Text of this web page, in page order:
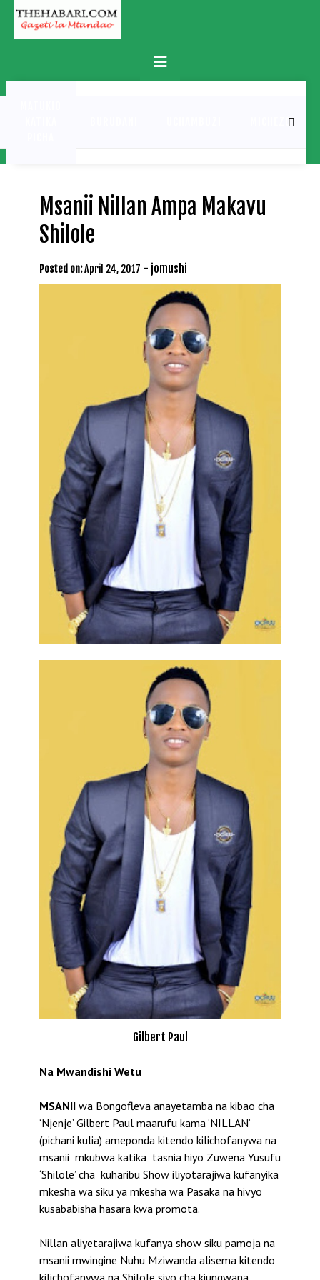
Skip
content
Primary
Menu
MICHEZO
Msanii Nillan Ampa Makavu
Shilole
Posted on:April 24, 2017 - jomushi
Gilbert Paul
Na Mwandishi Wetu
MSANII wa Bongofleva anayetamba na kibao cha
‘Njenje’ Gilbert Paul maarufu kama ‘NILLAN’
(pichani kulia) ameponda kitendo kilichofanywa na
msanii mkubwa katika tasnia hiyo Zuwena Yusufu
‘Shilole’ cha kuharibu Show iliyotarajiwa kufanyika
mkesha wa siku ya mkesha wa Pasaka na hivyo
kusababisha hasara kwa promota.
Nillan aliyetarajiwa kufanya show siku pamoja na
msanii mwingine Nuhu Mziwanda alisema kitendo